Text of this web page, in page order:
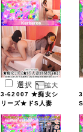
選択
3-62007 ★痴女シ
リーズ★ドS人妻